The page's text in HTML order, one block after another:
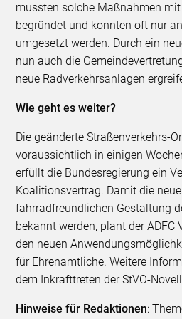
mussten solche Maßnahmen
begründet und konnten oft nur
umgesetzt werden. Durch ein
nun auch die
neue Radverkehrsanlagen
Wie geht es weiter?
Die geänderte Straßenverkehrs-
voraussichtlich in einigen
erfüllt die Bundesregierung ein
Koalitionsvertrag. Damit die
fahrradfreundlichen Gestaltung
bekannt werden, plant der ADFC
den neuen
für Ehrenamtliche. Weitere
dem Inkrafttreten der StVO-
Hinweise für Redaktionen: